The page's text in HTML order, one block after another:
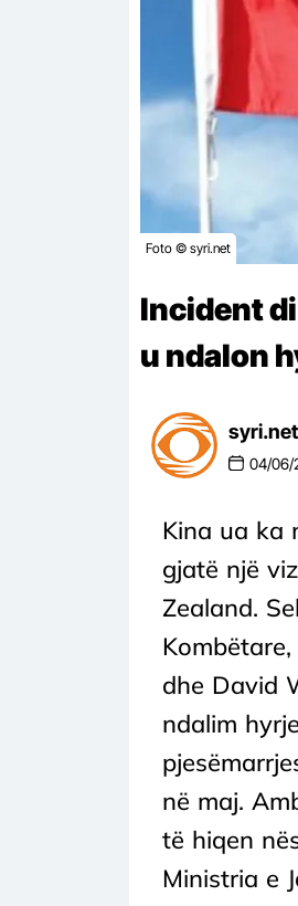
Foto © syri.net
Incident
u ndalon
syri.net
04/06/
Kina ua ka
gjatë një
Zealand.
dhe David
ndalim
në maj.
të hiqen
Ministria e